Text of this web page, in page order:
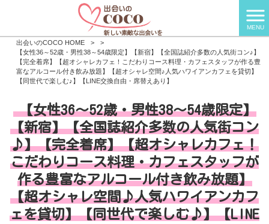
MENU
出会いのCOCO HOME >
>
【女性36～52歳・男性38～54歳限定】【新宿】【全国誌紹介多数の人気街コン♪】
【完全着席】【超オシャレカフェ！こだわりコース料理・カフェスタッフが作る豊
富なアルコール付き飲み放題】【超オシャレ空間♪人気ハワイアンカフェを貸切】
【同世代で楽しむ♪】【LINE交換自由・席替えあり】
【女性36～52歳・男性38～54歳限定】
【新宿】【全国誌紹介多数の人気街コン
♪】【完全着席】【超オシャレカフェ！
こだわりコース料理・カフェスタッフが
作る豊富なアルコール付き飲み放題】
【超オシャレ空間♪人気ハワイアンカフ
ェを貸切】【同世代で楽しむ♪】【LINE